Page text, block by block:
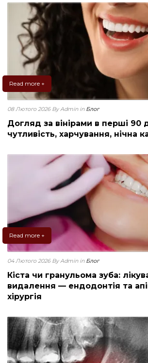
Read more +
08 Лютого 2026 By Admin in Блог
Догляд за вінірами в перші 90
чутливість, харчування, нічна
Read more +
04 Лютого 2026 By Admin in Блог
Кіста чи гранульома зуба:
видалення — ендодонтія та
хірургія